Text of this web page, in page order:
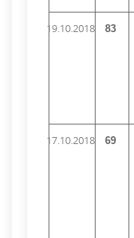
19.10.2018 83
17.10.2018 69